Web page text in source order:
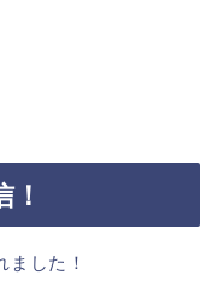
した！